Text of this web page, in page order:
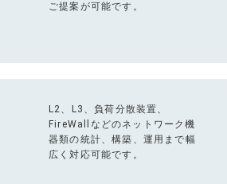
ご提案が可能です。
L2、L3、負荷分散装置、
FireWallなどのネットワーク機
器類の統計、構築、運用まで幅
広く対応可能です。